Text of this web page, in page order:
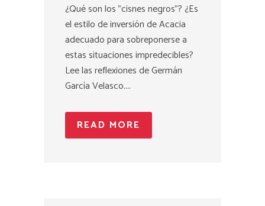
¿Qué son los "cisnes negros"? ¿Es
el estilo de inversión de Acacia
adecuado para sobreponerse a
estas situaciones impredecibles?
Lee las reflexiones de Germán
García Velasco....
READ MORE